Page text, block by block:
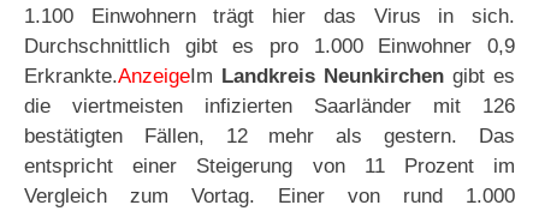
1.100 Einwohnern trägt hier das Virus in sich.
Durchschnittlich gibt es pro 1.000 Einwohner 0,9
Erkrankte.AnzeigeIm Landkreis Neunkirchen gibt es
die viertmeisten infizierten Saarländer mit 126
bestätigten Fällen, 12 mehr als gestern. Das
entspricht einer Steigerung von 11 Prozent im
Vergleich zum Vortag. Einer von rund 1.000